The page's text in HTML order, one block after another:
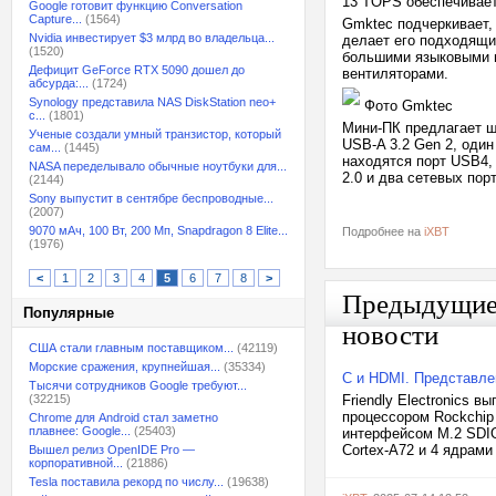
Google готовит функцию Conversation
Capture...
(1564)
Nvidia инвестирует $3 млрд во владельца...
(1520)
Дефицит GeForce RTX 5090 дошел до
абсурда:...
(1724)
Synology представила NAS DiskStation neo+
с...
(1801)
Ученые создали умный транзистор, который
сам...
(1445)
NASA переделывало обычные ноутбуки для...
(2144)
Sony выпустит в сентябре беспроводные...
(2007)
9070 мАч, 100 Вт, 200 Мп, Snapdragon 8 Elite...
(1976)
< 1 2 3 4 5 6 7 8 >
Популярные
США стали главным поставщиком...
(42119)
Морские сражения, крупнейшая...
(35334)
Тысячи сотрудников Google требуют...
(32215)
Chrome для Android стал заметно
плавнее: Google...
(25403)
Вышел релиз OpenIDE Pro —
корпоративной...
(21886)
Tesla поставила рекорд по числу...
(19638)
Gmktec
делает его
большими языковыми
вентиляторами.
Фото Gmktec
Мини-ПК предлагает
USB-A 3.2 Gen 2,
находятся порт
2.0 и два сетевых
Подробнее на iXBT
новости
C и HDMI.
Friendly Electronics
процессором
интерфейсом M.2
Cortex-A72 и 4